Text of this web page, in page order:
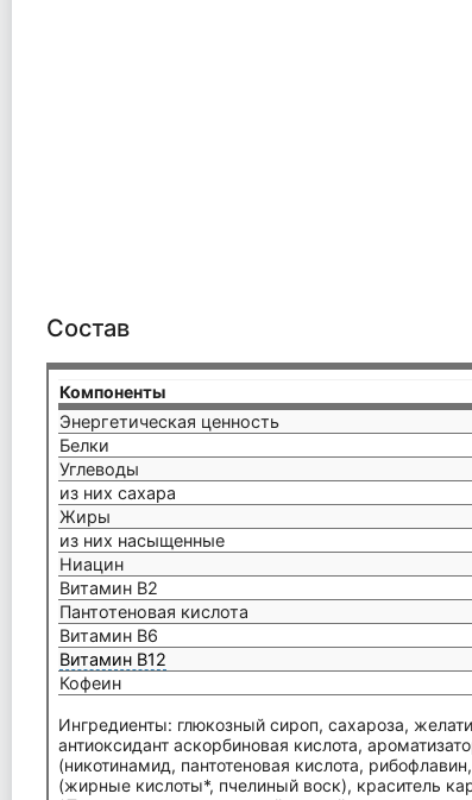
Состав
Компоненты
Энергетическая ценность
Белки
Углеводы
из них сахара
Жиры
из них насыщенные
Ниацин
Витамин В2
Пантотеновая кислота
Витамин В6
Витамин В12
Кофеин
Ингредиенты: глюкозный сироп, сахароза,
антиоксидант аскорбиновая кислота,
(никотинамид, пантотеновая кислота,
(жирные кислоты*, пчелиный воск), краситель